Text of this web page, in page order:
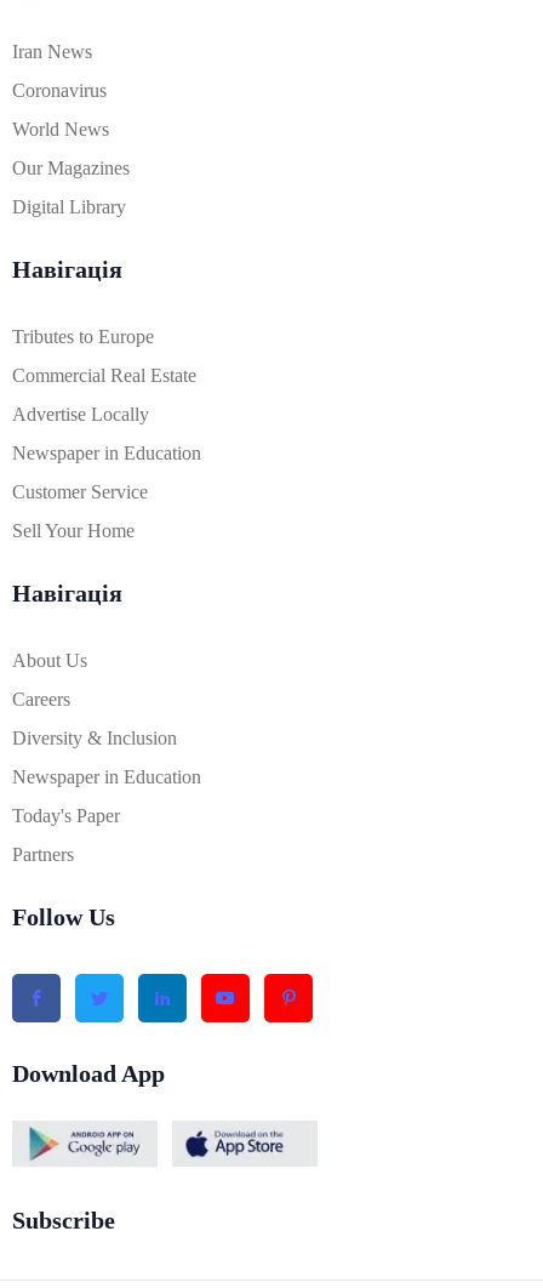
Iran News
Coronavirus
World News
Our Magazines
Digital Library
Навігація
Tributes to Europe
Commercial Real Estate
Advertise Locally
Newspaper in Education
Customer Service
Sell Your Home
Навігація
About Us
Careers
Diversity & Inclusion
Newspaper in Education
Today's Paper
Partners
Follow Us
Download App
Subscribe